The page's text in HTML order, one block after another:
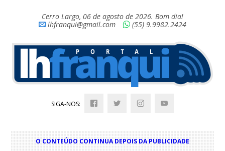
Cerro Largo, 06 de agosto de 2026. Bom dia!
lhfranqui@gmail.com
(55) 9.9982.2424
SIGA-NOS:
O CONTEÚDO CONTINUA DEPOIS DA PUBLICIDADE